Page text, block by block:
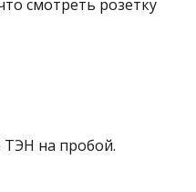
смотреть розетку
ТЭН на пробой.